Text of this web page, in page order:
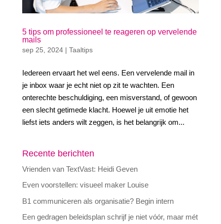
5 tips om professioneel te reageren op vervelende
mails
sep 25, 2024| Taaltips
Iedereen ervaart het wel eens. Een vervelende mail in
je inbox waar je echt niet op zit te wachten. Een
onterechte beschuldiging, een misverstand, of gewoon
een slecht getimede klacht. Hoewel je uit emotie het
liefst iets anders wilt zeggen, is het belangrijk om...
Recente berichten
Vrienden van TextVast: Heidi Geven
Even voorstellen: visueel maker Louise
B1 communiceren als organisatie? Begin intern
Een gedragen beleidsplan schrijf je niet vóór, maar mét